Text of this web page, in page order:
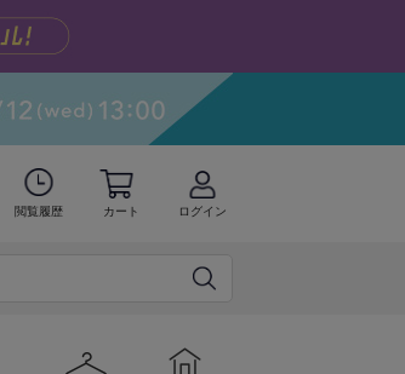
閲覧履歴 カート ログイン